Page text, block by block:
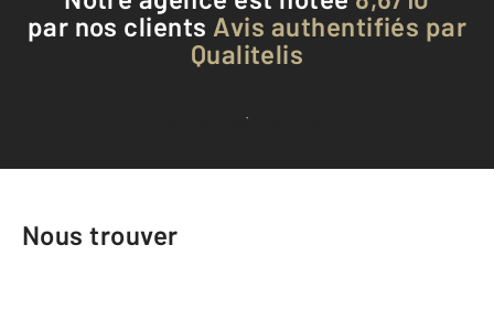
par nos clients Avis authentifiés par
Qualitelis
Voir tous les avis clients
Nous trouver